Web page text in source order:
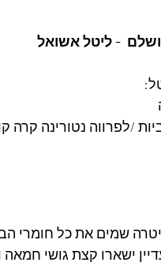
- ליטל אשואל
שמים את כל חומרי
ישארו קצת גושי